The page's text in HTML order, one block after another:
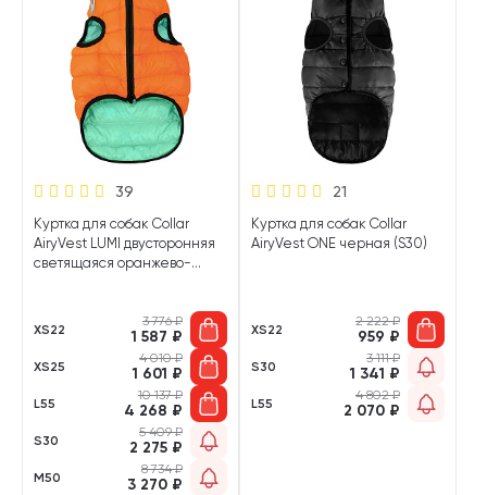
39
Куртка для собак Collar
AiryVest LUMI двусторонняя
светящаяся оранжево-
XS22
3 776₽
1 587 ₽
XS25
4 010₽
1 601 ₽
L55
10 137₽
4 268 ₽
S30
5 409₽
2 275 ₽
M50
8 734₽
3 270 ₽
21
Куртка для собак Collar
AiryVest ONE черная (S30)
XS22
2 222₽
959 ₽
S30
3 111₽
1 341 ₽
L55
4 802₽
2 070 ₽